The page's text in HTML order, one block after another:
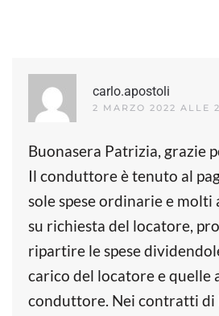
carlo.apostoli
2 MARZO 2022 ALLE
Buonasera Patrizia, grazie
Il conduttore è tenuto al
sole spese ordinarie e
su richiesta del locatore,
ripartire le spese
carico del locatore e quelle
conduttore. Nei contratti di